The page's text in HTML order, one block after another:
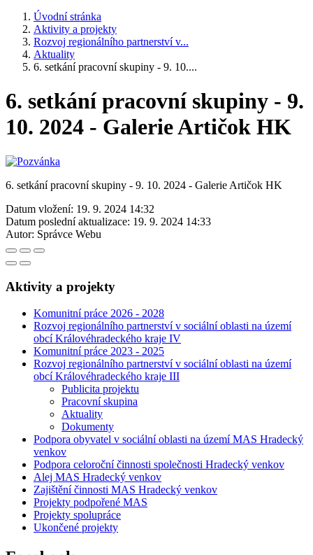
Úvodní stránka
Aktivity a projekty
Rozvoj regionálního partnerství v...
Aktuality
6. setkání pracovní skupiny - 9. 10....
6. setkání pracovní skupiny - 9.
10. 2024 - Galerie Artičok HK
6. setkání pracovní skupiny - 9. 10. 2024 - Galerie Artičok HK
Datum vložení: 19. 9. 2024 14:32
Datum poslední aktualizace: 19. 9. 2024 14:33
Autor: Správce Webu
Aktivity a projekty
Komunitní práce 2026 - 2028
Rozvoj regionálního partnerství v sociální oblasti na území
obcí Královéhradeckého kraje IV
Komunitní práce 2023 - 2025
Rozvoj regionálního partnerství v sociální oblasti na území
obcí Královéhradeckého kraje III
Publicita projektu
Pracovní skupina
Aktuality
Dokumenty
Podpora obyvatel v sociální oblasti na území MAS Hradecký
venkov
Podpora celoroční činnosti společnosti Hradecký venkov
Alej MAS Hradecký venkov
Zajištění činnosti MAS Hradecký venkov
Projekty podpořené MAS
Projekty spolupráce
Ukončené projekty